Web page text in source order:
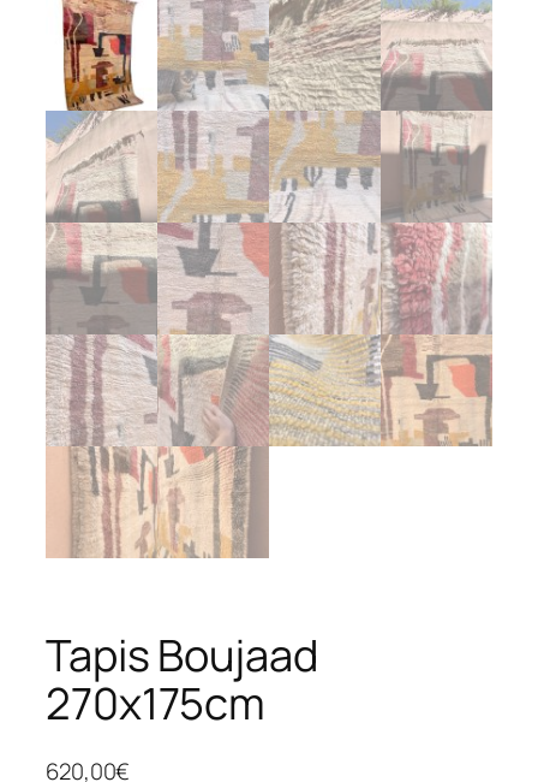
Tapis Boujaad
270x175cm
620,00€